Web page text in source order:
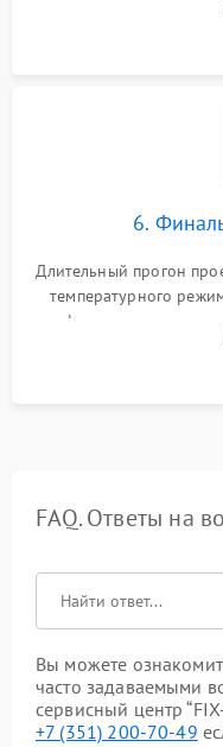
шлейфов,
6.
Длительный прогон
температурного
фокуса,
таблицах. Проверка
FAQ. Ответы на
Вы можете
часто задаваемыми
сервисный центр
+7 (351) 200-70-49